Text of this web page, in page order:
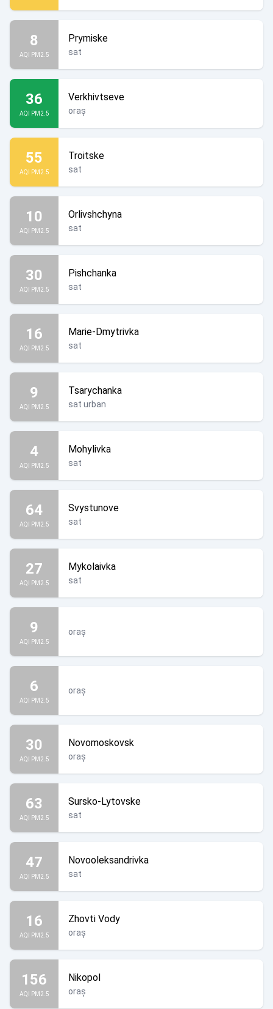
8
AQI PM2.5
Prymiske
sat
36
AQI PM2.5
Verkhivtseve
oraș
55
AQI PM2.5
Troitske
sat
10
AQI PM2.5
Orlivshchyna
sat
30
AQI PM2.5
Pishchanka
sat
16
AQI PM2.5
Marie-Dmytrivka
sat
9
AQI PM2.5
Tsarychanka
sat urban
4
AQI PM2.5
Mohylivka
sat
64
AQI PM2.5
Svystunove
sat
27
AQI PM2.5
Mykolaivka
sat
9
AQI PM2.5
oraș
6
AQI PM2.5
oraș
30
AQI PM2.5
Novomoskovsk
oraș
63
AQI PM2.5
Sursko-Lytovske
sat
47
AQI PM2.5
Novooleksandrivka
sat
16
AQI PM2.5
Zhovti Vody
oraș
156
AQI PM2.5
Nikopol
oraș